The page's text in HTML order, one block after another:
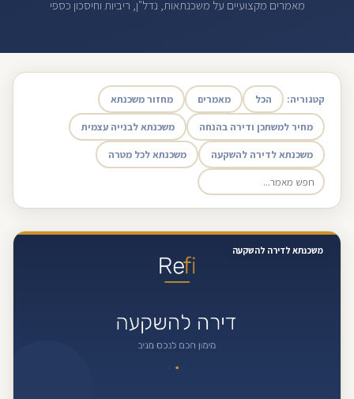
מאמרים מקצועיים על משכנתאות, נדל"ן, ריביות וחיסכון כספי
קטגוריה: הכל מאמרים מחזור משכנתא
מחיר למשתכן ודירה בהנחה משכנתא לבנייה עצמית
משכנתא לדירה להשקעה משכנתא לכל מטרה
משכנתא לדירה להשקעה